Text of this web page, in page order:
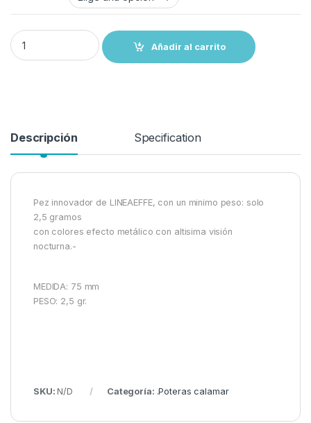
LINEAEFFE “MetalSquid” brillo metalico - 75mm quantity
Añadir al carrito
Descripción Specification
Pez innovador de LINEAEFFE, con un minimo peso: solo
2,5 gramos
con colores efecto metálico con altisima visión
nocturna.-
MEDIDA: 75 mm
PESO: 2,5 gr.
SKU:N/D Categoría: .Poteras calamar